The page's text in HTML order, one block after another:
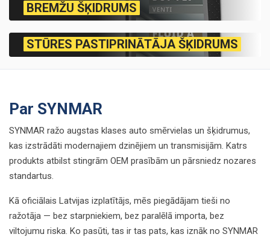
BREMŽU ŠĶIDRUMS
STŪRES PASTIPRINĀTĀJA ŠĶIDRUMS
Par SYNMAR
SYNMAR ražo augstas klases auto smērvielas un šķidrumus,
kas izstrādāti modernajiem dzinējiem un transmisijām. Katrs
produkts atbilst stingrām OEM prasībām un pārsniedz nozares
standartus.
Kā oficiālais Latvijas izplatītājs, mēs piegādājam tieši no
ražotāja — bez starpniekiem, bez paralēlā importa, bez
viltojumu riska. Ko pasūti, tas ir tas pats, kas iznāk no SYNMAR